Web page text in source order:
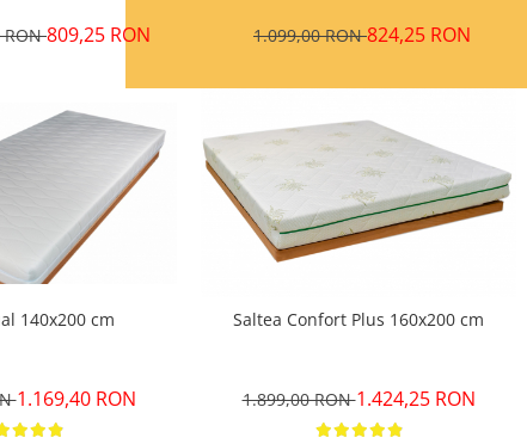
RON809,25 RON 1.099,00 RON824,25 RON
140x200 cm
1.169,40 RON
Saltea Confort Plus 160x200 cm
1.899,00 RON1.424,25 RON